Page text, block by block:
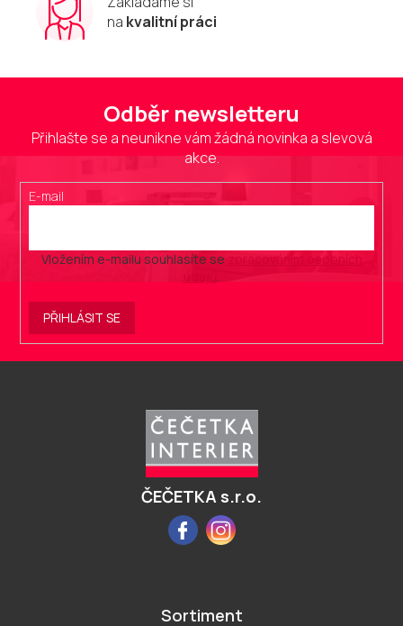
na kvalitní práci
Odběr newsletteru
Přihlašte se a neunikne vám žádná novinka a slevová
akce.
E-mail
Vložením e-mailu souhlasíte se zpracováním osobních
.
PŘIHLÁSIT SE
ČEČETKA s.r.o.
FacebookInstagram
Sortiment